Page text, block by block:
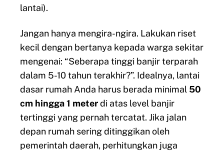
lantai).
Jangan hanya mengira-ngira. Lakukan riset
kecil dengan bertanya kepada warga sekitar
mengenai: “Seberapa tinggi banjir terparah
dalam 5-10 tahun terakhir?”. Idealnya, lantai
dasar rumah Anda harus berada minimal 50
cm hingga 1 meterdi atas level banjir
tertinggi yang pernah tercatat. Jika jalan
depan rumah sering ditinggikan oleh
pemerintah daerah, perhitungkan juga